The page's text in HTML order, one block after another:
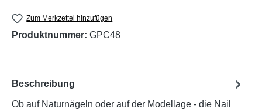
Zum Merkzettel hinzufügen
Produktnummer: GPC48
Beschreibung
Ob auf Naturnägeln oder auf der Modellage - die Nail